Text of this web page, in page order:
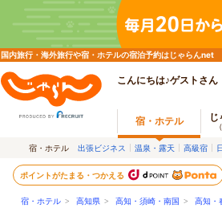
国内旅行・海外旅行や宿・ホテルの宿泊予約はじゃらんnet
こんにちは♪ゲストさん
宿・ホテル じ
宿・ホテル 出張ビジネス 温泉・露天 高級宿
ポイントがたまる・つかえる
宿・ホテル > 高知県 > 高知・須崎・南国 > 高知・